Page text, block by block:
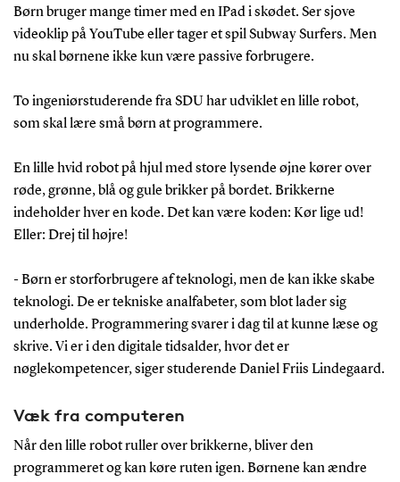
Børn bruger mange timer med en IPad i skødet. Ser sjove
videoklip på YouTube eller tager et spil Subway Surfers. Men
nu skal børnene ikke kun være passive forbrugere.
To ingeniørstuderende fra SDU har udviklet en lille robot,
som skal lære små børn at programmere.
En lille hvid robot på hjul med store lysende øjne kører over
røde, grønne, blå og gule brikker på bordet. Brikkerne
indeholder hver en kode. Det kan være koden: Kør lige ud!
Eller: Drej til højre!
- Børn er storforbrugere af teknologi, men de kan ikke skabe
teknologi. De er tekniske analfabeter, som blot lader sig
underholde. Programmering svarer i dag til at kunne læse og
skrive. Vi er i den digitale tidsalder, hvor det er
nøglekompetencer, siger studerende Daniel Friis Lindegaard.
Væk fra computeren
Når den lille robot ruller over brikkerne, bliver den
programmeret og kan køre ruten igen. Børnene kan ændre